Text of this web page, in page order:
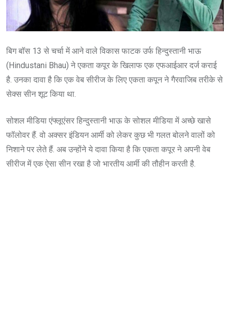
बिग बॉस 13 से चर्चा में आने वाले विकास फाटक उर्फ हिन्दुस्तानी भाऊ
(Hindustani Bhau) ने एकता कपूर के खिलाफ एक एफआईआर दर्ज कराई
है. उनका दावा है कि एक वेब सीरीज के लिए एकता कपून ने गैरवाजिब तरीके से
सेक्स सीन शूट किया था.
सोशल मीडिया एंफ्लूएंसर हिन्दुस्तानी भाऊ के सोशल मीडिया में अच्छे खासे
फॉलोवर हैं. वो अक्सर इंडियन आर्मी को लेकर कुछ भी गलत बोलने वालों को
निशाने पर लेते हैं. अब उन्होंने ये दावा किया है कि एकता कपूर ने अपनी वेब
सीरीज में एक ऐसा सीन रखा है जो भारतीय आर्मी की तौहीन करती है.